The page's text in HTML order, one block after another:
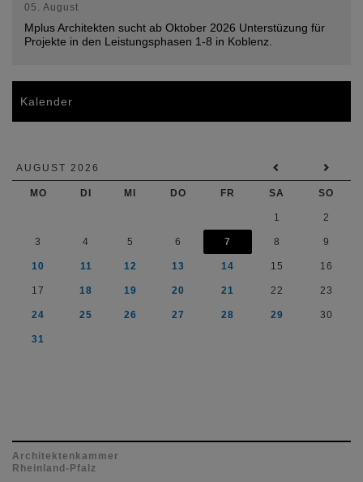
05. August
Mplus Architekten sucht ab Oktober 2026 Unterstüzung für
Projekte in den Leistungsphasen 1-8 in Koblenz.
Kalender
AUGUST 2026
MO DI MI DO FR SA SO
1 2
3 4 5 6 7 8 9
10 11 12 13 14 15 16
17 18 19 20 21 22 23
24 25 26 27 28 29 30
31
Architektenkammer
Rheinland-Pfalz